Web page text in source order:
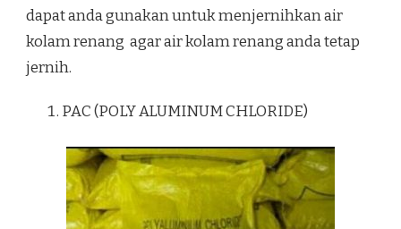
dapat anda gunakan untuk menjernihkan air
kolam renang agar air kolam renang anda tetap
jernih.
PAC (POLY ALUMINUM CHLORIDE)